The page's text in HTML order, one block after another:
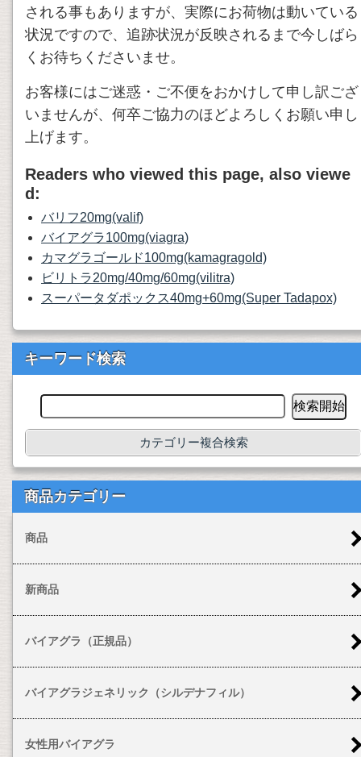
される事もありますが、実際にお荷物は動いている
状況ですので、追跡状況が反映されるまで今しばら
くお待ちくださいませ。
お客様にはご迷惑・ご不便をおかけして申し訳ござ
いませんが、何卒ご協力のほどよろしくお願い申し
上げます。
Readers who viewed this page, also viewe
d:
バリフ20mg(valif)
バイアグラ100mg(viagra)
カマグラゴールド100mg(kamagragold)
ビリトラ20mg/40mg/60mg(vilitra)
スーパータダポックス40mg+60mg(Super Tadapox)
キーワード検索
カテゴリー複合検索
商品カテゴリー
商品
新商品
バイアグラ（正規品）
バイアグラジェネリック（シルデナフィル）
女性用バイアグラ